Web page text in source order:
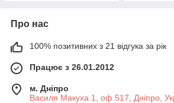
Про нас
100% позитивних з 21 відгука за рік
Працює з 26.01.2012
м. Дніпро
Василя Макуха 1, оф.517, Дніпро,